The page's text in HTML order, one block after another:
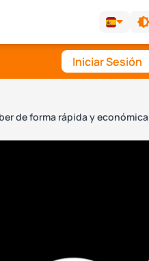
Iniciar Sesión
de forma rápida y económica